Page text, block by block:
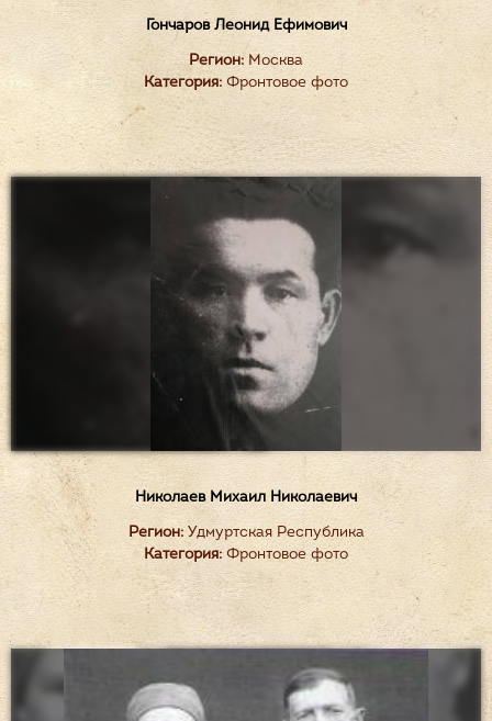
Гончаров Леонид Ефимович
Регион: Москва
Категория: Фронтовое фото
Николаев Михаил Николаевич
Регион:Удмуртская Республика
Категория: Фронтовое фото